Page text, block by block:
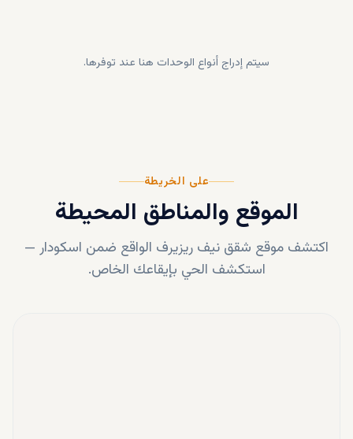
سيتم إدراج أنواع الوحدات هنا عند توفرها.
على الخريطة
الموقع والمناطق المحيطة
اكتشف موقع شقق نيف ريزيرف الواقع ضمن اسکودار —
استكشف الحي بإيقاعك الخاص.